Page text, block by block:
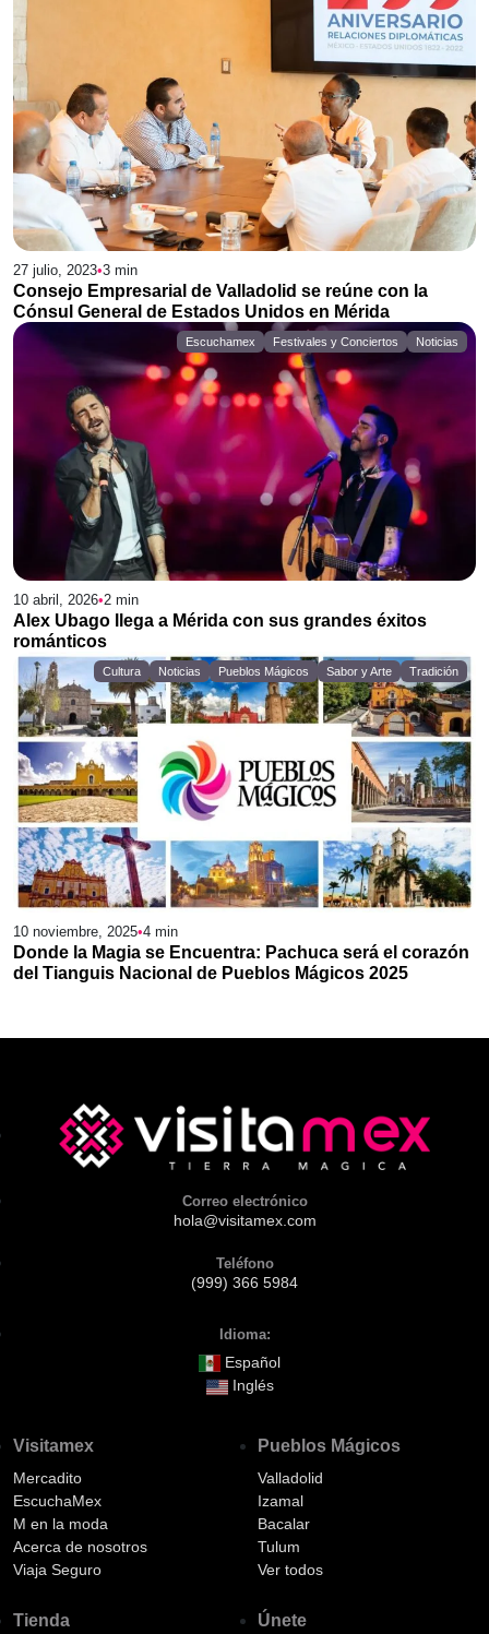
27 julio, 2023•3 min
Consejo Empresarial de Valladolid se reúne con la
Cónsul General de Estados Unidos en Mérida
Escuchamex Festivales y Conciertos Noticias
10 abril, 2026•2 min
Alex Ubago llega a Mérida con sus grandes éxitos
románticos
Cultura Noticias Pueblos Mágicos Sabor y Arte Tradición
10 noviembre, 2025•4 min
Donde la Magia se Encuentra: Pachuca será el corazón
del Tianguis Nacional de Pueblos Mágicos 2025
Correo electrónico
hola@visitamex.com
Teléfono
(999) 366 5984
Idioma:
Español
Inglés
Visitamex
Mercadito
EscuchaMex
M en la moda
Acerca de nosotros
Viaja Seguro
Tienda
Pueblos Mágicos
Valladolid
Izamal
Bacalar
Tulum
Ver todos
Únete